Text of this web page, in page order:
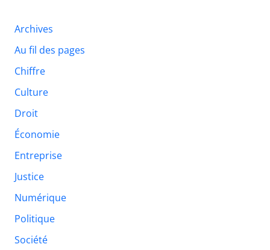
Archives
Au fil des pages
Chiffre
Culture
Droit
Économie
Entreprise
Justice
Numérique
Politique
Société